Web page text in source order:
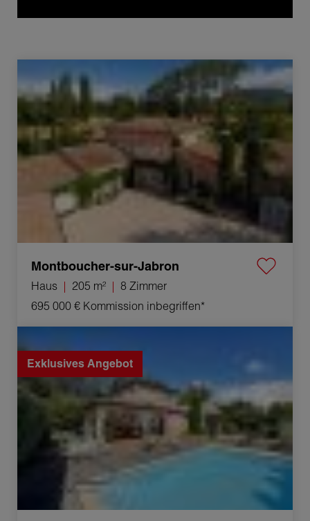
Verkauf Haus Montboucher-sur-Jabron 8 Zimmer 205 m²
Montboucher-sur-Jabron
Haus 205 m²
8 Zimmer
695 000 € Kommission inbegriffen*
133.41 m²
Exklusives Angebot